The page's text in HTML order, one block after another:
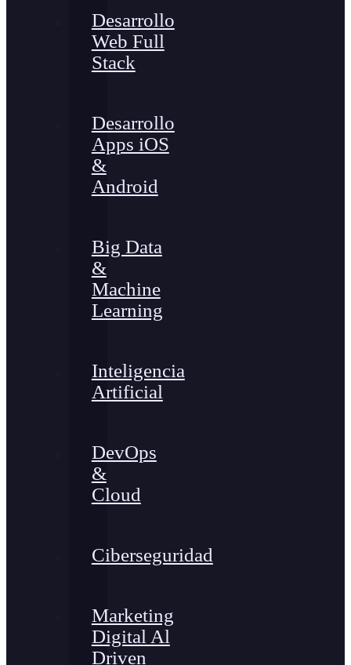
Desarrollo
Web Full
Stack
Desarrollo
Apps iOS
&
Android
Big Data
&
Machine
Learning
Inteligencia
Artificial
DevOps
&
Cloud
Ciberseguridad
Marketing
Digital Al
Driven